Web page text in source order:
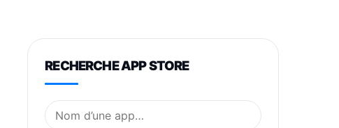
RECHERCHE APP STORE
Nom de l’application